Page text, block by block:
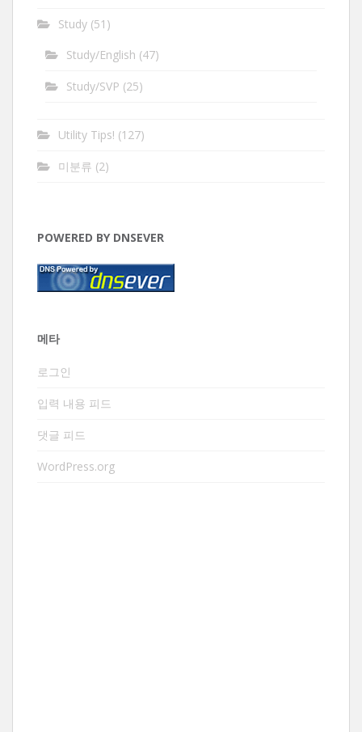
Study (51)
Study/English (47)
Study/SVP (25)
Utility Tips! (127)
미분류 (2)
POWERED BY DNSEVER
메타
로그인
입력 내용 피드
댓글 피드
WordPress.org